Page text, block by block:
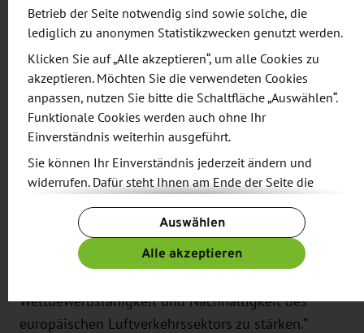
Forschungseinrichtungen mit Sitz in Brandenburg
und Sachsen sind Vorreiter bei Innovationen im
Bereich sauberer Technologien. Sie tragen
wesentlich zur Konzeption, Entwicklung und
Produktion einer neuen Generation
umweltfreundlicher und weltweit
wettbewerbsfähiger Flugzeuge bei. Wir bei Clean
Aviation begrüßen daher das Memorandum und
freuen uns sehr, unsere Zusammenarbeit mit dieser
europäischen High-Tech-Region auf eine neue
Ebene zu heben. Auf diese Weise können wir
regionales und europäisches Fachwissen,
Wettbewerbsfähigkeit und Nachhaltigkeit des
europäischen Luftverkehrssektors zu stärken.”
Betrieb der Seite notwendig sind sowie solche, die
lediglich zu anonymen Statistikzwecken genutzt werden.
Klicken Sie auf „Alle akzeptieren“, um alle Cookies zu
akzeptieren. Möchten Sie die verwendeten Cookies
anpassen, nutzen Sie bitte die Schaltfläche „Auswählen“.
Funktionale Cookies werden auch ohne Ihr
Einverständnis weiterhin ausgeführt.
Sie können Ihr Einverständnis jederzeit ändern und
widerrufen. Dafür steht Ihnen am Ende der Seite die
Verfügung.
Weitere Informationen finden Sie in unseren
Datenschutzbestimmungenund ergänzend in unserem
Auswählen
Alle akzeptieren